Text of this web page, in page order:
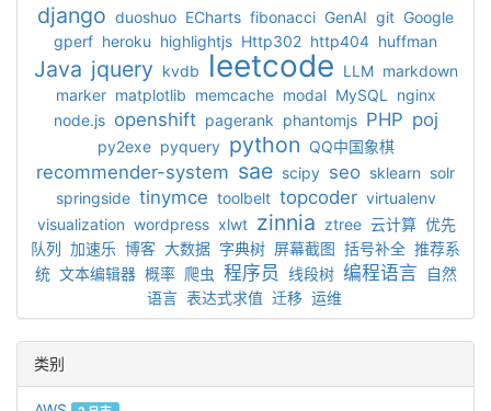
django duoshuo ECharts fibonacci GenAI git Google
gperf heroku highlightjs Http302 http404 huffman
Java jquery kvdb leetcode LLM markdown
marker matplotlib memcache modal MySQL
nginx
node.js openshift pagerank phantomjs PHP poj
py2exe pyquery python QQ中国象棋
recommender-system sae scipy seo sklearn solr
springside tinymce toolbelt topcoder virtualenv
visualization wordpress xlwt zinnia ztree 云计算 优先
队列 加速乐 博客 大数据 字典树 屏幕截图 括号补全 推荐系
统 文本编辑器 概率 爬虫 程序员 线段树 编程语言
自然
语言 表达式求值 迁移 运维
类别